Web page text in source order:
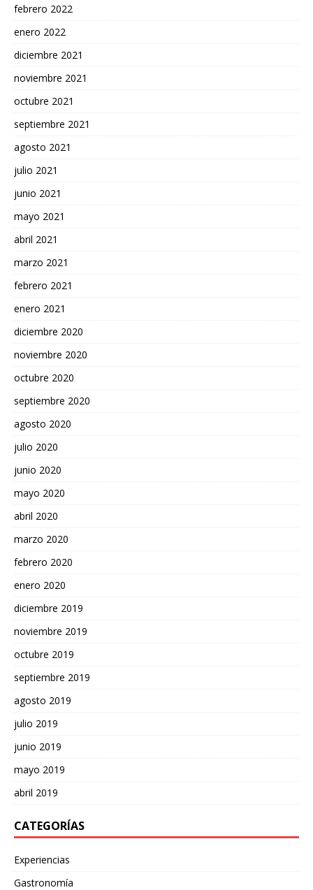
febrero 2022
enero 2022
diciembre 2021
noviembre 2021
octubre 2021
septiembre 2021
agosto 2021
julio 2021
junio 2021
mayo 2021
abril 2021
marzo 2021
febrero 2021
enero 2021
diciembre 2020
noviembre 2020
octubre 2020
septiembre 2020
agosto 2020
julio 2020
junio 2020
mayo 2020
abril 2020
marzo 2020
febrero 2020
enero 2020
diciembre 2019
noviembre 2019
octubre 2019
septiembre 2019
agosto 2019
julio 2019
junio 2019
mayo 2019
abril 2019
CATEGORÍAS
Experiencias
Gastronomía